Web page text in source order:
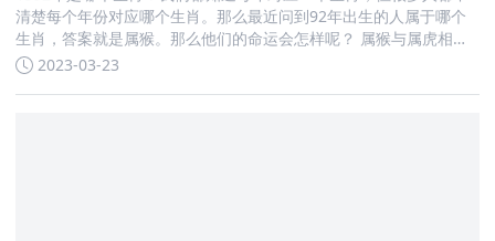
清楚每个年份对应哪个生肖。那么最近问到92年出生的人属于哪个
生肖，答案就是属猴。那么他们的命运会怎样呢？ 属猴与属虎相
冲，与属蛇相合。它的五行属相是金，是十二生肖的第九位。属猴
2023-03-23